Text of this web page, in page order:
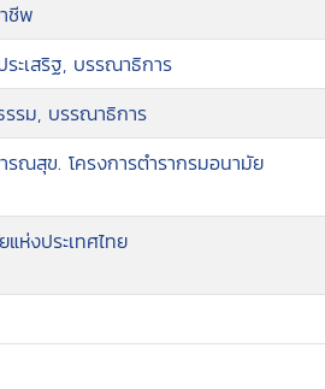
ชีพ
ะเสริฐ, บรรณาธิการ
รม, บรรณาธิการ
รณสุข. โครงการตำรากรมอนามัย
ห่งประเทศไทย